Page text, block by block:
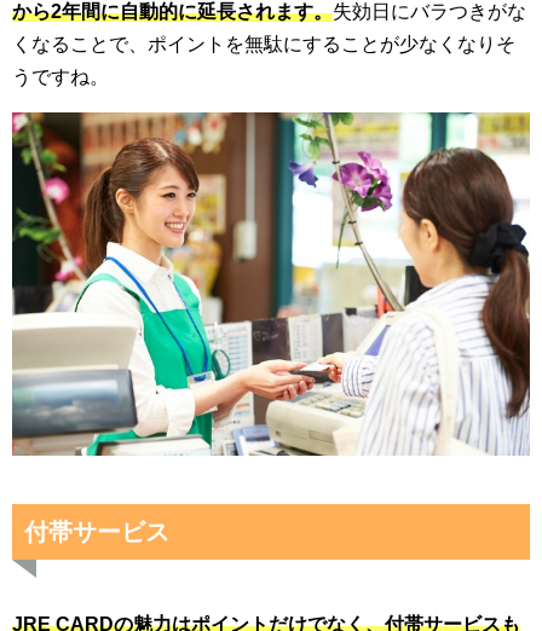
から2年間に自動的に延長されます。失効日にバラつきがな
くなることで、ポイントを無駄にすることが少なくなりそ
うですね。
付帯サービス
JRE CARDの魅力はポイントだけでなく、付帯サービスも